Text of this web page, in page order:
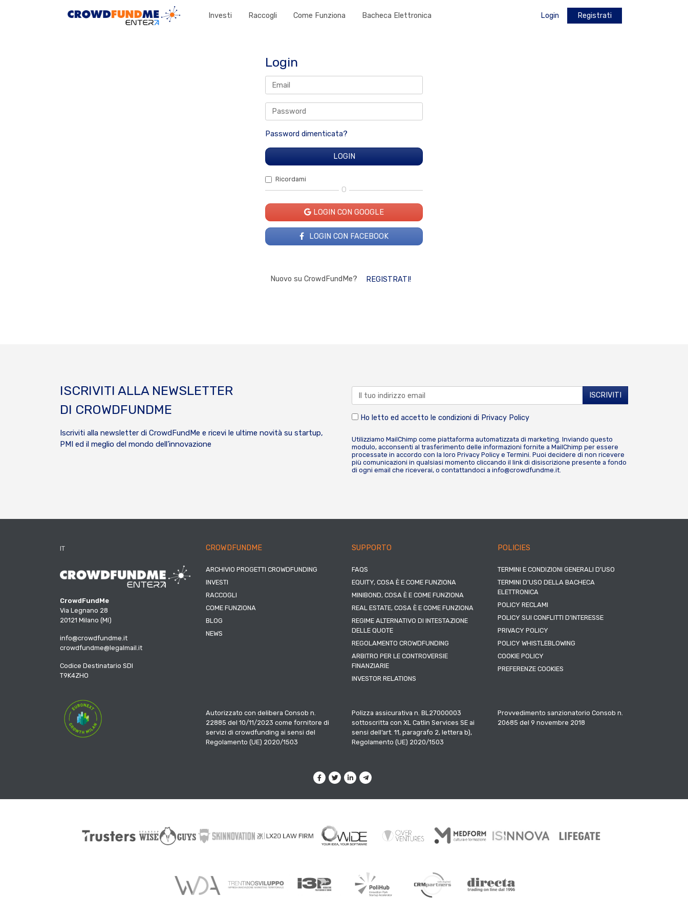
Investi Raccogli Come Funziona Bacheca Elettronica Login Registrati
Login
Password dimenticata?
Ricordami
O
LOGIN CON GOOGLE
LOGIN CON FACEBOOK
Nuovo su CrowdFundMe? REGISTRATI!
ISCRIVITI ALLA NEWSLETTER
DI CROWDFUNDME
Iscriviti alla newsletter di CrowdFundMe e ricevi le ultime novità su startup,
PMI ed il meglio del mondo dell’innovazione
Ho letto ed accetto le condizioni di Privacy Policy
Utilizziamo MailChimp come piattaforma automatizzata di marketing. Inviando questo
modulo, acconsenti al trasferimento delle informazioni fornite a MailChimp per essere
processate in accordo con la loro Privacy Policy e Termini. Puoi decidere di non ricevere
più comunicazioni in qualsiasi momento cliccando il link di disiscrizione presente a fondo
di ogni email che riceverai, o contattandoci a info@crowdfundme.it.
IT
CrowdFundMe
Via Legnano 28
20121 Milano (MI)
info@crowdfundme.it
crowdfundme@legalmail.it
Codice Destinatario SDI
T9K4ZHO
CROWDFUNDME
ARCHIVIO PROGETTI CROWDFUNDING
INVESTI
RACCOGLI
COME FUNZIONA
BLOG
NEWS
SUPPORTO
FAQS
EQUITY, COSA È E COME FUNZIONA
MINIBOND, COSA È E COME FUNZIONA
REAL ESTATE, COSA È E COME FUNZIONA
REGIME ALTERNATIVO DI INTESTAZIONE
DELLE QUOTE
REGOLAMENTO CROWDFUNDING
ARBITRO PER LE CONTROVERSIE
FINANZIARIE
INVESTOR RELATIONS
POLICIES
TERMINI E CONDIZIONI GENERALI D’USO
TERMINI D’USO DELLA BACHECA
ELETTRONICA
POLICY RECLAMI
POLICY SUI CONFLITTI D’INTERESSE
PRIVACY POLICY
POLICY WHISTLEBLOWING
COOKIE POLICY
PREFERENZE COOKIES
Autorizzato con delibera Consob n.
22885 del 10/11/2023 come fornitore di
servizi di crowdfunding ai sensi del
Regolamento (UE) 2020/1503
Polizza assicurativa n. BL27000003
sottoscritta con XL Catlin Services SE ai
sensi dell’art. 11, paragrafo 2, lettera b),
Regolamento (UE) 2020/1503
Provvedimento sanzionatorio Consob n.
20685 del 9 novembre 2018